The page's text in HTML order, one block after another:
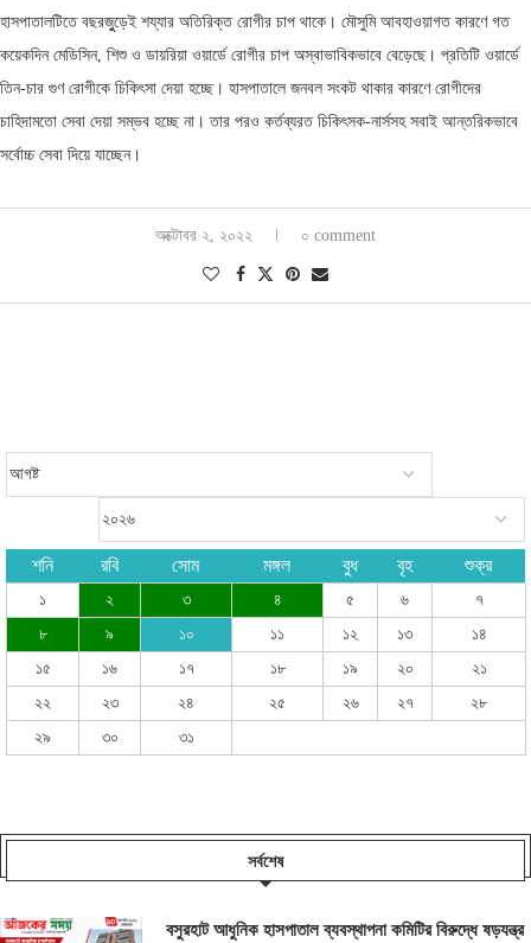
হাসপাতালটিতে বছরজুুড়েই শয্যার অতিরিক্ত রোগীর চাপ থাকে। মৌসুমি আবহাওয়াগত কারণে গত
কয়েকদিন মেডিসিন, শিশু ও ডায়রিয়া ওয়ার্ডে রোগীর চাপ অস্বাভাবিকভাবে বেড়েছে। প্রতিটি ওয়ার্ডে
তিন-চার গুণ রোগীকে চিকিৎসা দেয়া হচ্ছে। হাসপাতালে জনবল সংকট থাকার কারণে রোগীদের
চাহিদামতো সেবা দেয়া সম্ভব হচ্ছে না। তার পরও কর্তব্যরত চিকিৎসক-নার্সসহ সবাই আন্তরিকভাবে
সর্বোচ্চ সেবা দিয়ে যাচ্ছেন।
অক্টোবর ২, ২০২২ ০ comment
শনি রবি সোম মঙ্গল বুধ বৃহ শুক্র
১ ২ ৩ ৪ ৫ ৬
৭
৮
৯ ১০ ১১ ১২ ১৩
১৪
১৫
১৬ ১৭ ১৮ ১৯ ২০
২১
২২
২৩ ২৪ ২৫ ২৬ ২৭
২৮
২৯
৩০ ৩১
সর্বশেষ
বসুরহাট আধুনিক হাসপাতাল ব্যবস্থাপনা কমিটির বিরুদ্ধে ষড়যন্ত্র